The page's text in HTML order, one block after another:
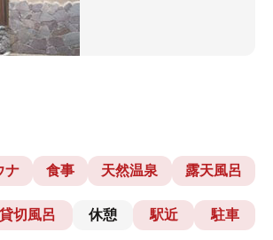
ナ 食事 天然温泉 露天風呂
貸切風呂 休憩 駅近 駐車